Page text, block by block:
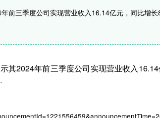
前三季度公司实现营业收入16.14亿元，同比增
其2024年前三季度公司实现营业收入